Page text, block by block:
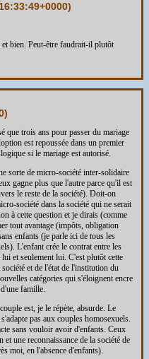
)
bien. Peut-être faudrait-il plutôt
)
que trois ans pour passer du mariage
est repoussée dans un premier
si le mariage est autorisé.
sorte de micro-société inter-solidaire
gagne plus que l'autre parce qu'il est
le reste de la société). Doit-on
société dans la société qui ne serait
à cette question et je dirais (comme
tout avantage (impôts, obligation
enfants (je parle ici de tous les
L'enfant crée le contrat entre les
et seulement lui. C'est plutôt cette
et de l'état de l'institution du
catégories qui s'éloignent encre
famille.
est, je le répète, absurde. Le
pas aux couples homosexuels.
sans vouloir avoir d'enfants. Ceux
une reconnaissance de la société de
moi, en l'absence d'enfants).